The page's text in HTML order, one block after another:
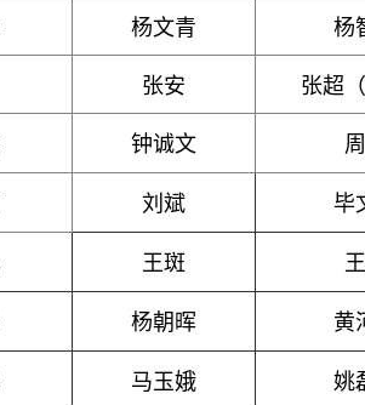
杨文青
杨
张安 张超
钟诚文
刘斌
毕
王斑
杨朝晖
黄
马玉娥
姚